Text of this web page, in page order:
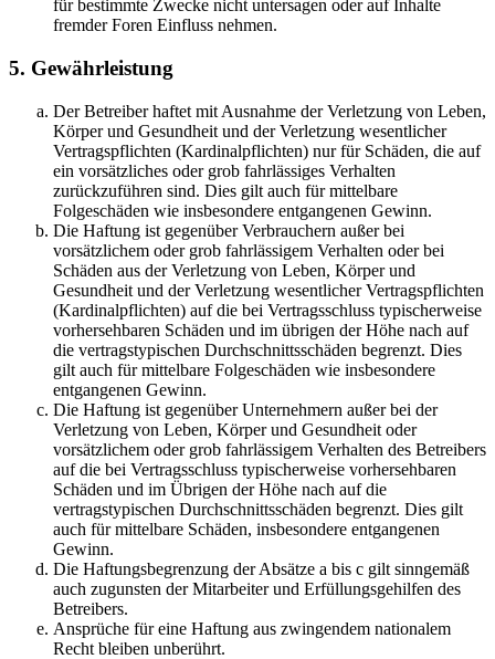
für bestimmte Zwecke nicht untersagen oder auf Inhalte
fremder Foren Einfluss nehmen.
5. Gewährleistung
Der Betreiber haftet mit Ausnahme der Verletzung von Leben,
Körper und Gesundheit und der Verletzung wesentlicher
Vertragspflichten (Kardinalpflichten) nur für Schäden, die auf
ein vorsätzliches oder grob fahrlässiges Verhalten
zurückzuführen sind. Dies gilt auch für mittelbare
Folgeschäden wie insbesondere entgangenen Gewinn.
Die Haftung ist gegenüber Verbrauchern außer bei
vorsätzlichem oder grob fahrlässigem Verhalten oder bei
Schäden aus der Verletzung von Leben, Körper und
Gesundheit und der Verletzung wesentlicher Vertragspflichten
(Kardinalpflichten) auf die bei Vertragsschluss typischerweise
vorhersehbaren Schäden und im übrigen der Höhe nach auf
die vertragstypischen Durchschnittsschäden begrenzt. Dies
gilt auch für mittelbare Folgeschäden wie insbesondere
entgangenen Gewinn.
Die Haftung ist gegenüber Unternehmern außer bei der
Verletzung von Leben, Körper und Gesundheit oder
vorsätzlichem oder grob fahrlässigem Verhalten des Betreibers
auf die bei Vertragsschluss typischerweise vorhersehbaren
Schäden und im Übrigen der Höhe nach auf die
vertragstypischen Durchschnittsschäden begrenzt. Dies gilt
auch für mittelbare Schäden, insbesondere entgangenen
Gewinn.
Die Haftungsbegrenzung der Absätze a bis c gilt sinngemäß
auch zugunsten der Mitarbeiter und Erfüllungsgehilfen des
Betreibers.
Ansprüche für eine Haftung aus zwingendem nationalem
Recht bleiben unberührt.